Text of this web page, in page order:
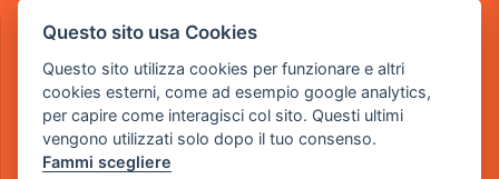
CONTATTI
tel.: +39 030 376 2377
tel.: +39 030 336 6259
pec:powergamesrl@legalmail.it
LINK UTILI
Questo sito usa Cookies
Questo sito utilizza cookies per funzionare e altri
cookies esterni, come ad esempio google analytics,
per capire come interagisci col sito. Questi ultimi
vengono utilizzati solo dopo il tuo consenso.
Fammi scegliere